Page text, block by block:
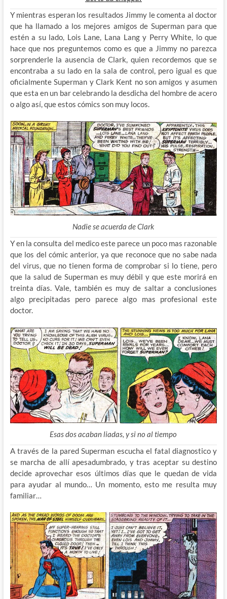
Y mientras esperan los resultados Jimmy le comenta al doctor
que ha llamado a los mejores amigos de Superman para que
estén a su lado, Lois Lane, Lana Lang y Perry White, lo que
hace que nos preguntemos como es que a Jimmy no parezca
sorprenderle la ausencia de Clark, quien recordemos que se
encontraba a su lado en la sala de control, pero igual es que
oficialmente Superman y Clark Kent no son amigos y asumen
que esta en un bar celebrando la desdicha del hombre de acero
o algo así, que estos cómics son muy locos.
Nadie se acuerda de Clark
Y en la consulta del medico este parece un poco mas razonable
que los del cómic anterior, ya que reconoce que no sabe nada
del virus, que no tienen forma de comprobar si lo tiene, pero
que la salud de Superman es muy débil y que este morirá en
treinta días. Vale, también es muy de saltar a conclusiones
algo precipitadas pero parece algo mas profesional este
doctor.
Esas dos acaban liadas, y si no al tiempo
A través de la pared Superman escucha el fatal diagnostico y
se marcha de allí apesadumbrado, y tras aceptar su destino
decide aprovechar esos últimos días que le quedan de vida
para ayudar al mundo… Un momento, esto me resulta muy
familiar…